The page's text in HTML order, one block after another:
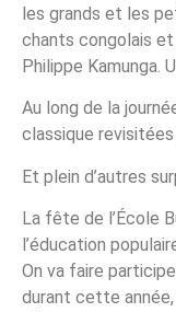
les grands et les
chants congolais
Philippe Kamunga.
Au long de la
classique
Et plein d’autres
La fête de l’École
l’éducation
On va faire
durant cette